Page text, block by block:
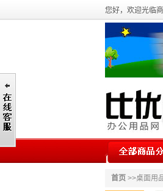
您好，欢迎光临
首页 >>桌面用